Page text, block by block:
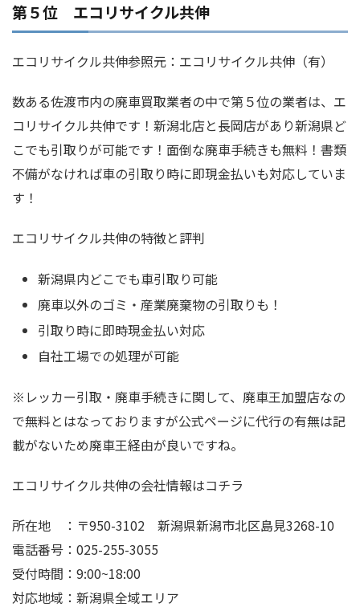
第５位 エコリサイクル共伸
エコリサイクル共伸参照元：エコリサイクル共伸（有）
数ある佐渡市内の廃車買取業者の中で第５位の業者は、エ
コリサイクル共伸です！新潟北店と長岡店があり新潟県ど
こでも引取りが可能です！面倒な廃車手続きも無料！書類
不備がなければ車の引取り時に即現金払いも対応していま
す！
エコリサイクル共伸の特徴と評判
新潟県内どこでも車引取り可能
廃車以外のゴミ・産業廃棄物の引取りも！
引取り時に即時現金払い対応
自社工場での処理が可能
※レッカー引取・廃車手続きに関して、廃車王加盟店なの
で無料とはなっておりますが公式ページに代行の有無は記
載がないため廃車王経由が良いですね。
エコリサイクル共伸の会社情報はコチラ
所在地 ：〒950-3102 新潟県新潟市北区島見3268-10
電話番号：025-255-3055
受付時間：9:00~18:00
対応地域：新潟県全域エリア